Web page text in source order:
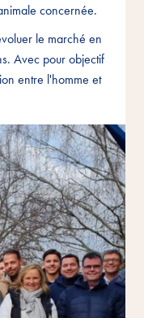
concernée.
le marché en
Avec pour objectif
entre l'homme et
concernée.
le marché en
Avec pour objectif
entre l'homme et
concernée.
le marché en
Avec pour objectif
entre l'homme et